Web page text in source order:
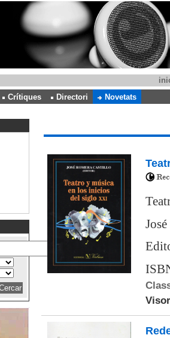
Crítiques Directori Novetats